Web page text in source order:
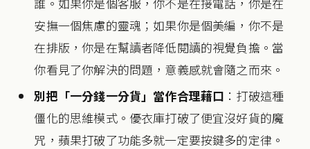
安撫一個焦慮的靈魂；如果你是個美編，你不是
在排版，你是在幫讀者降低閱讀的視覺負擔。當
你看見了你解決的問題，意義感就會隨之而來。
別把「一分錢一分貨」當作合理藉口 ：打破這種
僵化的思維模式。優衣庫打破了便宜沒好貨的魔
咒，蘋果打破了功能多就一定要按鍵多的定律。